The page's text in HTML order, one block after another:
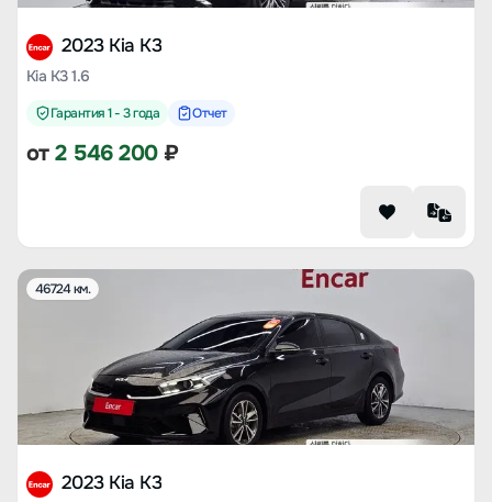
2023 Kia K3
Kia K3 1.6
Гарантия 1 - 3 года Отчет
от2 546 200₽
46724 км.
2023 Kia K3